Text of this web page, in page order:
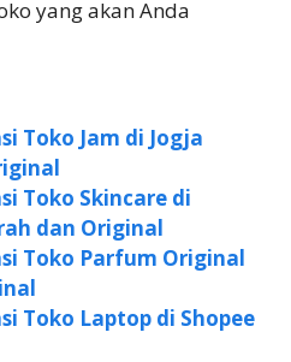
yang akan Anda
Toko Jam di Jogja
Toko Skincare di
dan Original
Toko Parfum Original
Toko Laptop di Shopee